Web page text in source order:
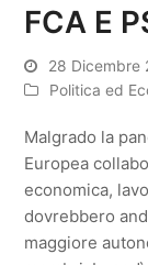
FCA E
28 Dicembre
Politica ed
Malgrado la
Europea
economica,
dovrebbero
maggiore